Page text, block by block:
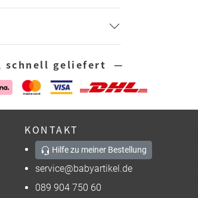
schnell geliefert —
KONTAKT
Hilfe zu meiner Bestellung
service@babyartikel.de
089 904 750 60